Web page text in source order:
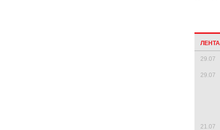
29.07
29.07
21.07